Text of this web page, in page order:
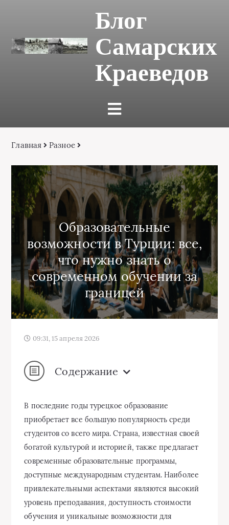
Блог
Самарских
Краеведов
Главная Разное
Образовательные
возможности в Турции: все,
что нужно знать о
современном обучении за
границей
09:31, 15 апреля 2026
Содержание
В последние годы турецкое образование
приобретает все большую популярность среди
студентов со всего мира. Страна, известная своей
богатой культурой и историей, также предлагает
современные образовательные программы,
доступные международным студентам. Наиболее
привлекательными аспектами являются высокий
уровень преподавания, доступность стоимости
обучения и уникальные возможности для